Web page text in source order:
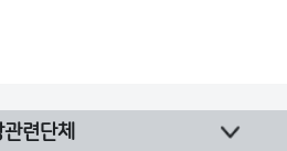
련단체